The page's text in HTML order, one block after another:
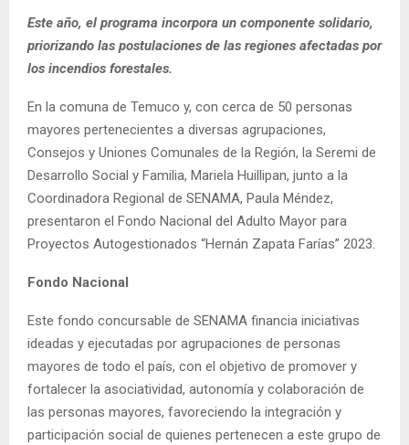
Este año, el programa incorpora un componente solidario,
priorizando las postulaciones de las regiones afectadas por
los incendios forestales.
En la comuna de Temuco y, con cerca de 50 personas
mayores pertenecientes a diversas agrupaciones,
Consejos y Uniones Comunales de la Región, la Seremi de
Desarrollo Social y Familia, Mariela Huillipan, junto a la
Coordinadora Regional de SENAMA, Paula Méndez,
presentaron el Fondo Nacional del Adulto Mayor para
Proyectos Autogestionados “Hernán Zapata Farías” 2023.
Fondo Nacional
Este fondo concursable de SENAMA financia iniciativas
ideadas y ejecutadas por agrupaciones de personas
mayores de todo el país, con el objetivo de promover y
fortalecer la asociatividad, autonomía y colaboración de
las personas mayores, favoreciendo la integración y
participación social de quienes pertenecen a este grupo de